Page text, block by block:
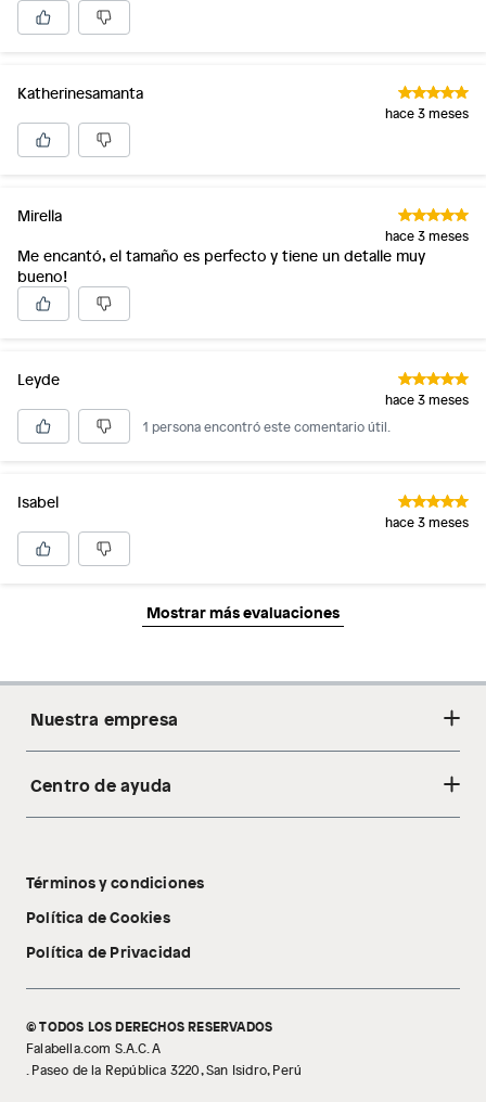
Katherinesamanta
hace 3 meses
Mirella
hace 3 meses
Me encantó, el tamaño es perfecto y tiene un detalle muy
bueno!
Leyde
hace 3 meses
1 persona encontró este comentario útil.
Isabel
hace 3 meses
Mostrar más evaluaciones
Nuestra empresa
Acerca de nosotros
Tecnología Pillow Walk
Centro de ayuda
Libro de reclamaciones
Términos y condiciones
Política de Cookies
Política de Privacidad
© TODOS LOS DERECHOS RESERVADOS
Falabella.com S.A.C. A
. Paseo de la República 3220, San Isidro, Perú